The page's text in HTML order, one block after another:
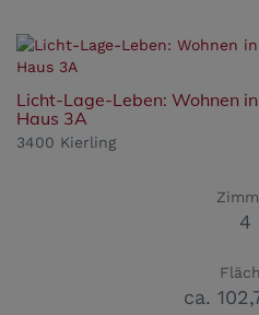
Licht-Lage-Leben: Wohnen
Haus 3A
3400 Kierling
4
ca.